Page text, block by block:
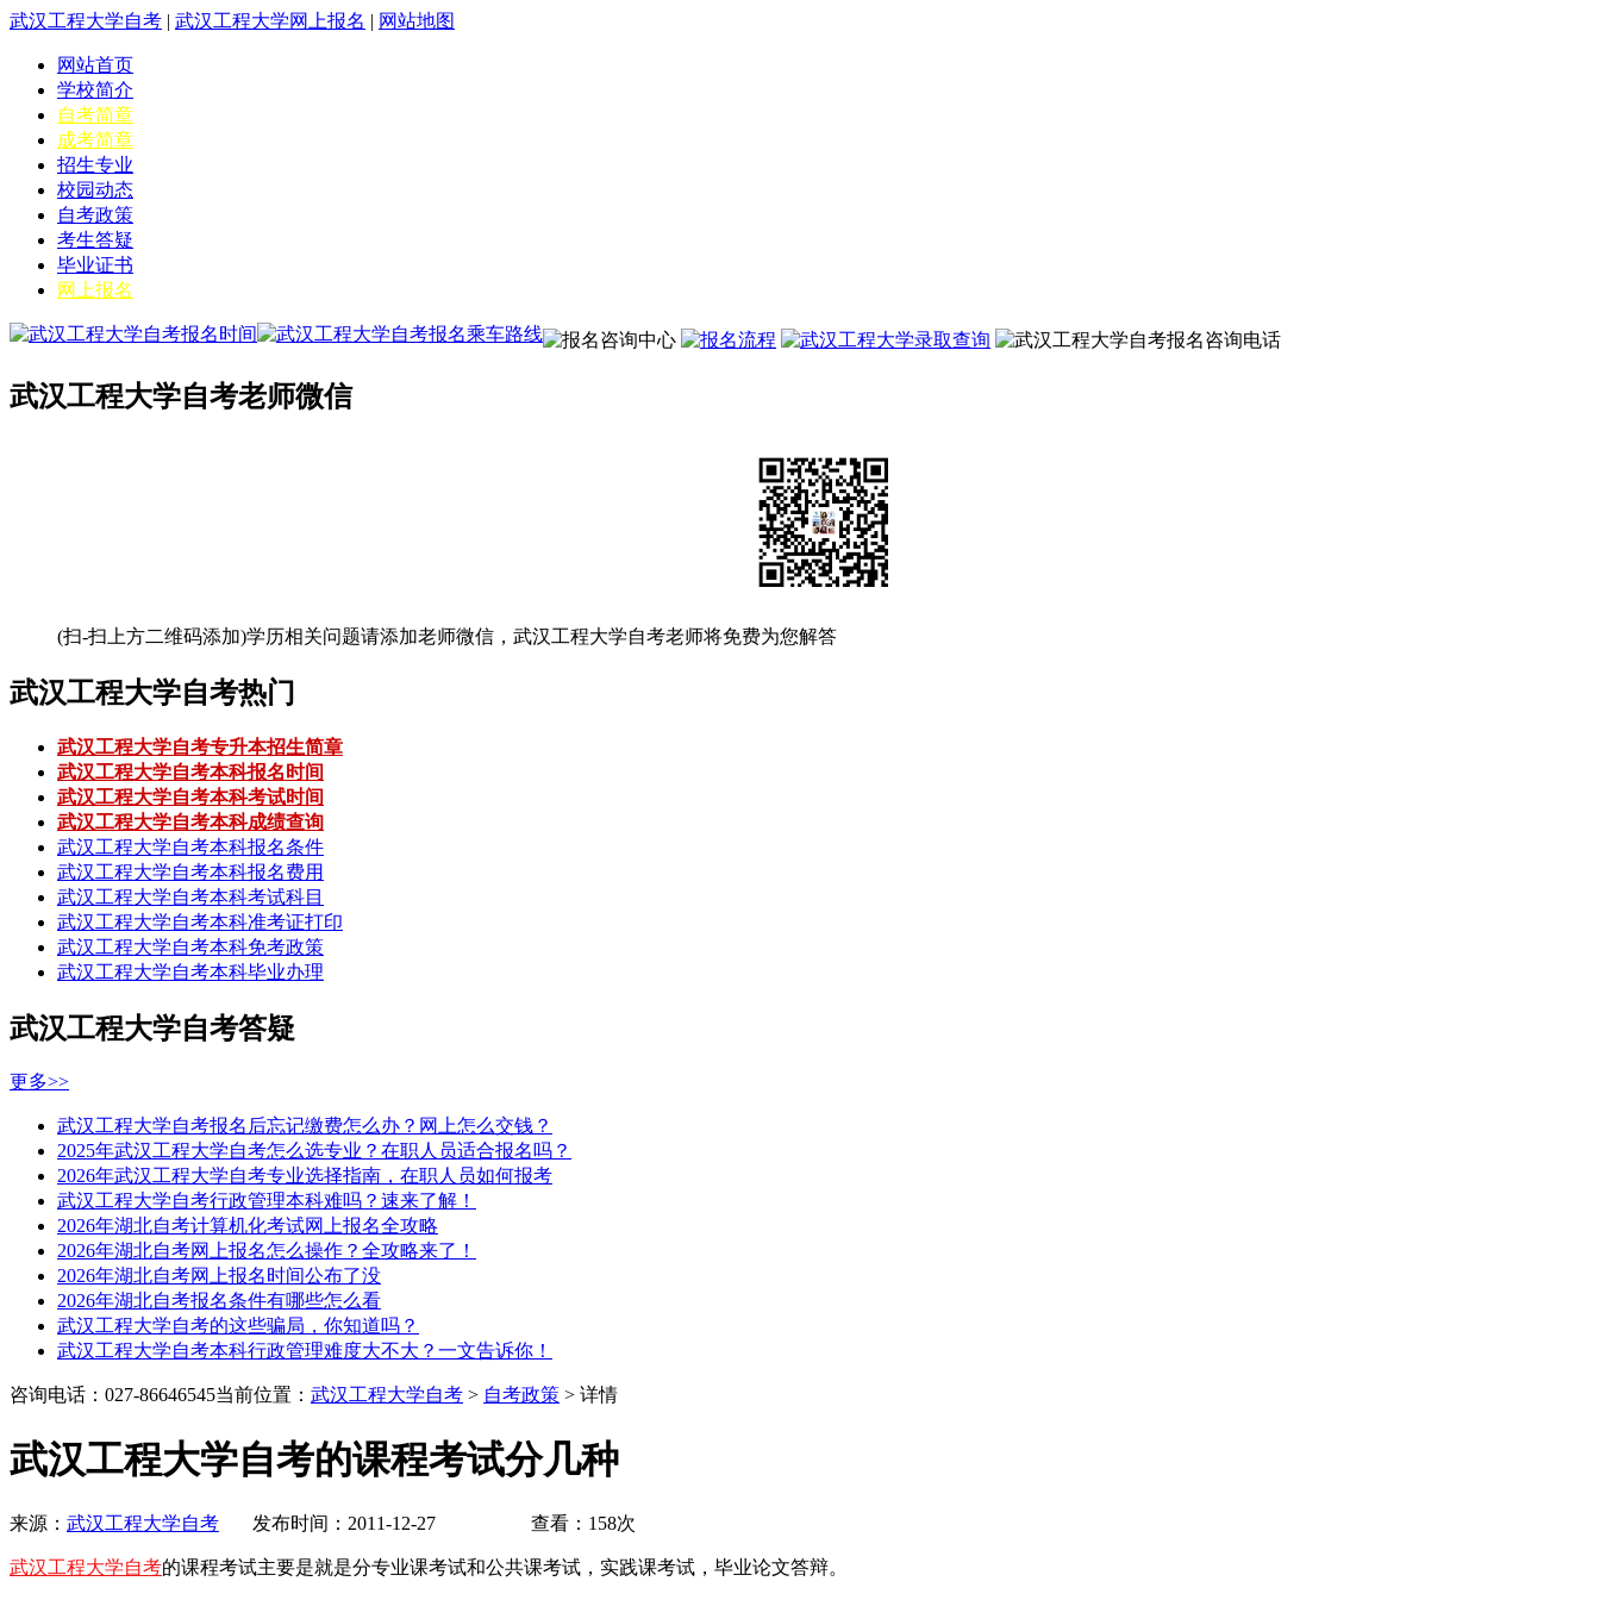
武汉工程大学自考 | 武汉工程大学网上报名 | 网站地图
网站首页
学校简介
自考简章
成考简章
招生专业
校园动态
自考政策
考生答疑
毕业证书
网上报名
武汉工程大学自考老师微信
(扫-扫上方二维码添加)学历相关问题请添加老师微信，武汉工程大学自考老师将免费为您解答
武汉工程大学自考热门
武汉工程大学自考专升本招生简章
武汉工程大学自考本科报名时间
武汉工程大学自考本科考试时间
武汉工程大学自考本科成绩查询
武汉工程大学自考本科报名条件
武汉工程大学自考本科报名费用
武汉工程大学自考本科考试科目
武汉工程大学自考本科准考证打印
武汉工程大学自考本科免考政策
武汉工程大学自考本科毕业办理
武汉工程大学自考答疑
更多>>
武汉工程大学自考报名后忘记缴费怎么办？网上怎么交钱？
2025年武汉工程大学自考怎么选专业？在职人员适合报名吗？
2026年武汉工程大学自考专业选择指南，在职人员如何报考
武汉工程大学自考行政管理本科难吗？速来了解！
2026年湖北自考计算机化考试网上报名全攻略
2026年湖北自考网上报名怎么操作？全攻略来了！
2026年湖北自考网上报名时间公布了没
2026年湖北自考报名条件有哪些怎么看
武汉工程大学自考的这些骗局，你知道吗？
武汉工程大学自考本科行政管理难度大不大？一文告诉你！
咨询电话：027-86646545当前位置： 武汉工程大学自考 > 自考政策 > 详情
武汉工程大学自考的课程考试分几种
来源： 武汉工程大学自考 发布时间：2011-12-27 查看：158次
武汉工程大学自考的课程考试主要是就是分专业课考试和公共课考试，实践课考试，毕业论文答辩。